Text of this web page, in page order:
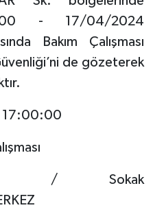
- 17/04/2024
Bakım Çalışması
de gözeterek
17:00:00
/ Sokak